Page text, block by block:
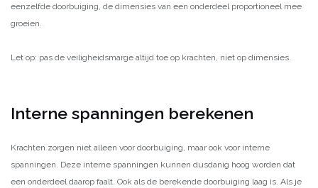
eenzelfde doorbuiging, de dimensies van een onderdeel proportioneel mee
groeien.
Let op: pas de veiligheidsmarge altijd toe op krachten, niet op dimensies.
Interne spanningen berekenen
Krachten zorgen niet alleen voor doorbuiging, maar ook voor interne
spanningen. Deze interne spanningen kunnen dusdanig hoog worden dat
een onderdeel daarop faalt. Ook als de berekende doorbuiging laag is. Als je